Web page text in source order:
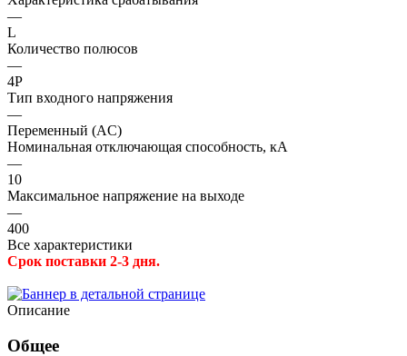
—
L
Количество полюсов
—
4P
Тип входного напряжения
—
Переменный (AC)
Номинальная отключающая способность, кА
—
10
Максимальное напряжение на выходе
—
400
Все характеристики
Срок поставки 2-3 дня.
Описание
Общее